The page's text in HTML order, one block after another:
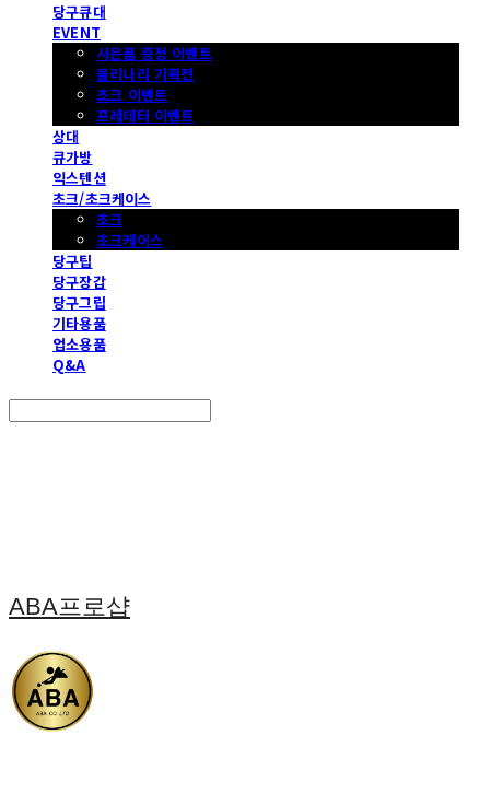
당구큐대
EVENT
사은품 증정 이벤트
몰리나리 기획전
초크 이벤트
프레데터 이벤트
상대
큐가방
익스텐션
초크/초크케이스
초크
초크케이스
당구팁
당구장갑
당구그립
기타용품
업소용품
Q&A
ABA프로샵